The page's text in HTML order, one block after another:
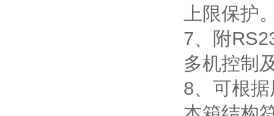
上限保护
7、附
多机控制
8、可根